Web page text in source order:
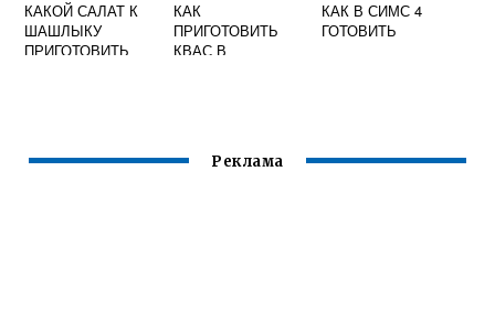
КАКОЙ САЛАТ К
ШАШЛЫКУ
ПРИГОТОВИТЬ
КАК
ПРИГОТОВИТЬ
КВАС В
КАК В СИМС 4
ГОТОВИТЬ
Реклама